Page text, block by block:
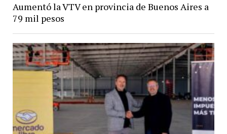
Aumentó la VTV en provincia de Buenos Aires a
79 mil pesos